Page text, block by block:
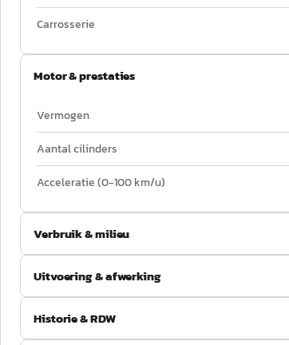
Carrosserie
Motor & prestaties
Vermogen
Aantal cilinders
Acceleratie (0-100 km/u)
Verbruik & milieu
Uitvoering & afwerking
Historie & RDW